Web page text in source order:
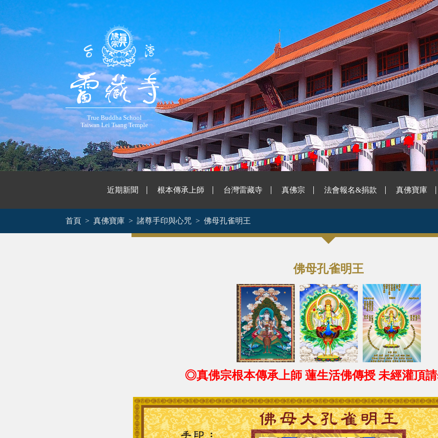
True Buddha School
Taiwan Lei Tsang Temple
近期新聞 根本傳承上師 台灣雷藏寺 真佛宗 法會報名&捐款 真佛寶庫
首頁 真佛寶庫 諸尊手印與心咒 佛母孔雀明王
佛母孔雀明王
◎真佛宗根本傳承上師 蓮生活佛傳授 未經灌頂